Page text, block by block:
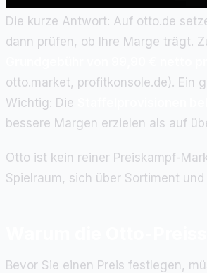
Die kurze Antwort: Auf otto.de
dann prüfen, ob Ihre Marge trägt.
otto.market, profitkonsole.de). Ein
Wichtig: Die
bessere Margen erzielen als auf
Otto ist kein reiner Preiskampf-
Spielraum, sich über Sortiment
Bevor Sie einen Preis festlegen,